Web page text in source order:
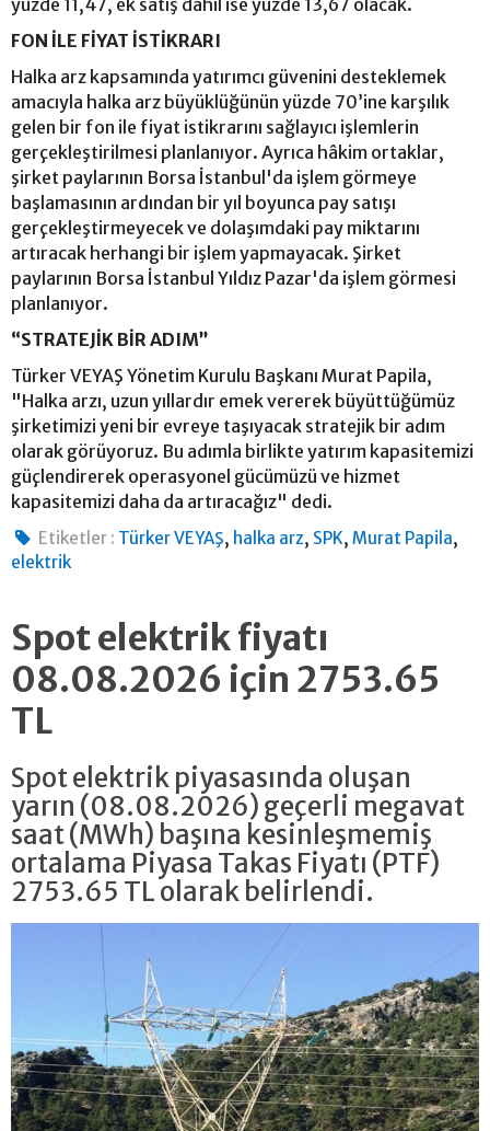
yüzde 11,47, ek satış dahil ise yüzde 13,67 olacak.
FON İLE FİYAT İSTİKRARI
Halka arz kapsamında yatırımcı güvenini desteklemek
amacıyla halka arz büyüklüğünün yüzde 70’ine karşılık
gelen bir fon ile fiyat istikrarını sağlayıcı işlemlerin
gerçekleştirilmesi planlanıyor. Ayrıca hâkim ortaklar,
şirket paylarının Borsa İstanbul'da işlem görmeye
başlamasının ardından bir yıl boyunca pay satışı
gerçekleştirmeyecek ve dolaşımdaki pay miktarını
artıracak herhangi bir işlem yapmayacak. Şirket
paylarının Borsa İstanbul Yıldız Pazar'da işlem görmesi
planlanıyor.
“STRATEJİK BİR ADIM”
Türker VEYAŞ Yönetim Kurulu Başkanı Murat Papila,
"Halka arzı, uzun yıllardır emek vererek büyüttüğümüz
şirketimizi yeni bir evreye taşıyacak stratejik bir adım
olarak görüyoruz. Bu adımla birlikte yatırım kapasitemizi
güçlendirerek operasyonel gücümüzü ve hizmet
kapasitemizi daha da artıracağız" dedi.
Etiketler : Türker VEYAŞ, halka arz, SPK,Murat Papila,
elektrik
Spot elektrik fiyatı
08.08.2026 için 2753.65
TL
Spot elektrik piyasasında oluşan
yarın (08.08.2026) geçerli megavat
saat (MWh) başına kesinleşmemiş
ortalama Piyasa Takas Fiyatı (PTF)
2753.65 TL olarak belirlendi.